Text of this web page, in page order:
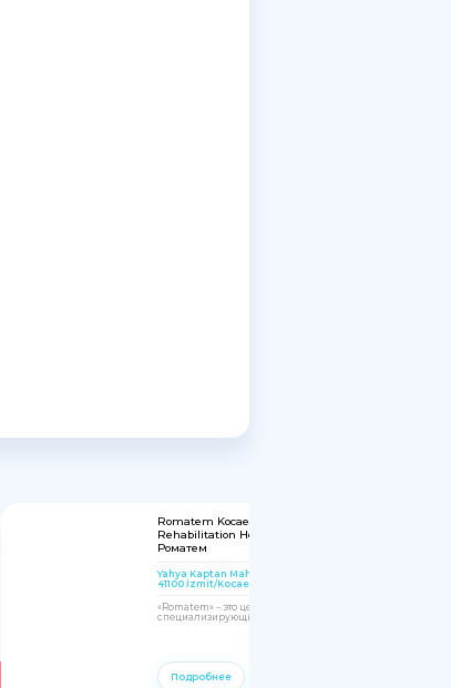
Romatem Kocaeli Physical Therapy and
Rehabilitation Hospital | Сеть клиник
Роматем
Yahya Kaptan Mah, Hanedan Sk. No:4, 41100,
41100 İzmit/Kocaeli, Turkey
«Romatem» – это целая сеть медицинских центров,
специализирующихся на восстановительной...
Подробнее